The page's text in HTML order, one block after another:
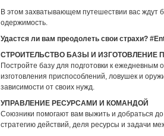
В этом захватывающем путешествии вас ждут
одержимость.
Удастся ли вам преодолеть свои страхи?
СТРОИТЕЛЬСТВО БАЗЫ И ИЗГОТОВЛЕНИЕ
Постройте базу для подготовки к ежедневным
изготовления приспособлений, ловушек и
зависимости от своих нужд.
УПРАВЛЕНИЕ РЕСУРСАМИ И КОМАНДОЙ
Союзники помогают вам выжить и добраться
стратегию действий, деля ресурсы и задачи